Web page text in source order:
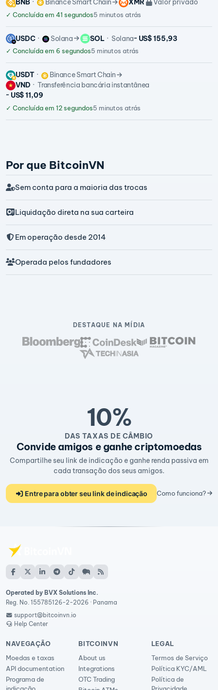
BNB Binance Smart Chain XMR Valor privado
✓ Concluída em 41 segundos5 minutos atrás
USDC Solana SOL Solana~ US$ 155,93
✓ Concluída em 6 segundos5 minutos atrás
USDT
Binance Smart Chain
VND
Transferência bancária instantânea
~ US$ 11,09
✓ Concluída em 12 segundos5 minutos atrás
Por que BitcoinVN
Sem conta para a maioria das trocas
Liquidação direta na sua carteira
Em operação desde 2014
Operada pelos fundadores
DESTAQUE NA MÍDIA
10%
DAS TAXAS DE CÂMBIO
Convide amigos e ganhe criptomoedas
Compartilhe seu link de indicação e ganhe renda passiva em
cada transação dos seus amigos.
Entre para obter seu link de indicação Como funciona?
Operated by BVX Solutions Inc.
Reg. No. 155785126-2-2026 · Panama
support@bitcoinvn.io
Help Center
NAVEGAÇÃO
Moedas e taxas
API documentation
Programa de
BITCOINVN
About us
Integrations
OTC Trading
LEGAL
Termos de Serviço
Política KYC/AML
Política de